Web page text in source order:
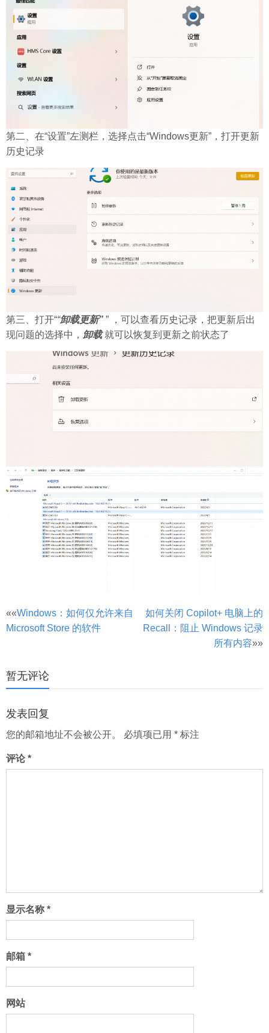
第二、在“设置”左测栏，选择点击“Windows更新”，打开更新
历史记录
第三、打开““卸载更新” ” ，可以查看历史记录，把更新后出
现问题的选择中， 卸载就可以恢复到更新之前状态了
文
章
页
««Windows：如何仅允许来自
Microsoft Store 的软件
如何关闭 Copilot+ 电脑上的
Recall：阻止 Windows 记录
所有内容»»
暂无评论
发表回复
您的邮箱地址不会被公开。 必填项已用 * 标注
评论*
显示名称 *
邮箱 *
网站